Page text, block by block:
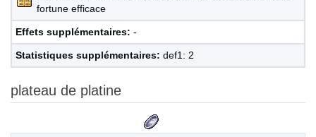
fortune efficace
Effets supplémentaires: -
Statistiques supplémentaires: def1: 2
plateau de platine